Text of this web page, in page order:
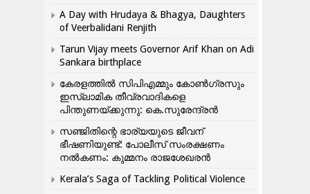
A Day with Hrudaya & Bhagya, Daughters
of Veerbalidani Renjith
Tarun Vijay meets Governor Arif Khan on Adi
Sankara birthplace
കേരളത്തിൽ സിപിഎമ്മും കോൺ​ഗ്രസും
ഇസ്ലാമിക തീവ്രവാദികളെ
പിന്തുണയ്ക്കുന്നു: കെ.സുരേന്ദ്രൻ
സഞ്ജിതിന്റെ ഭാര്യയുടെ ജീവന്
ഭീഷണിയുണ്ട്: പോലീസ് സംരക്ഷണം
നൽകണം: കുമ്മനം രാജശേഖരൻ
Kerala’s Saga of Tackling Political Violence